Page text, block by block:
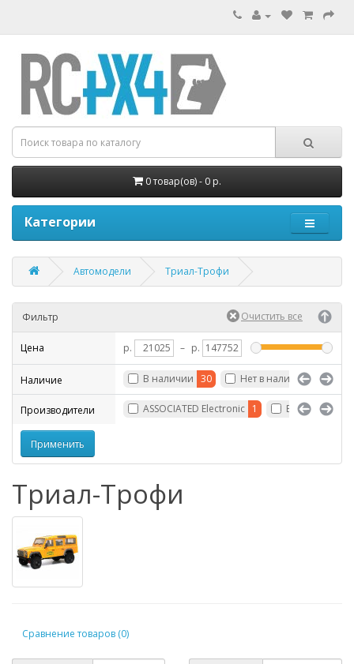
0 товар(ов) - 0 р.
Категории
Автомодели Триал-Трофи
Фильтр
Цена р. – р.
Наличие В наличии 30 Нет в наличии 86
Производители ASSOCIATED Electronic 1 Boom Racing
Триал-Трофи
Сравнение товаров (0)